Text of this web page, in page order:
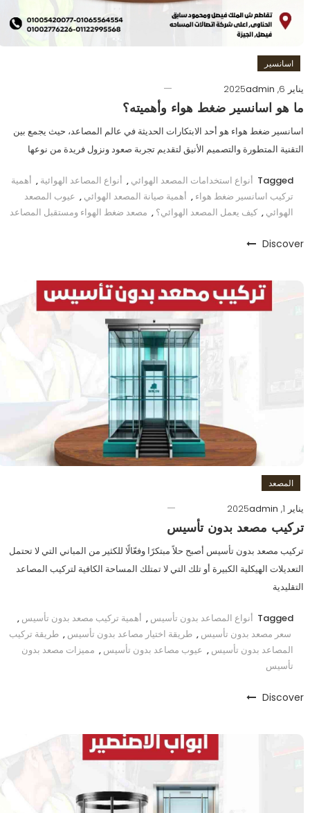
اسانسير
يناير 6, 2025
admin
ما هو اسانسير ضغط هواء وأهميته؟
اسانسير ضغط هواء هو أحد الابتكارات الحديثة في عالم المصاعد، حيث يجمع بين
التقنية المتطورة والتصميم الأنيق لتقديم تجربة صعود ونزول فريدة من نوعها
Tagged أنواع استخدامات المصعد الهوائي , أنواع المصاعد الهوائية , أهمية
تركيب اسانسير ضغط هواء , أهمية صيانة المصعد الهوائي , عيوب المصعد
الهوائي , كيف يعمل المصعد الهوائي؟ , مصعد ضغط الهواء ومستقبل المصاعد
Discover
المصعد
يناير 1, 2025
admin
تركيب مصعد بدون تأسيس
تركيب مصعد بدون تأسيس أصبح حلاً مبتكرًا وفعّالًا للكثير من المباني التي لا تحتمل
التعديلات الهيكلية الكبيرة أو تلك التي لا تمتلك المساحة الكافية لتركيب المصاعد
التقليدية
Tagged أنواع المصاعد بدون تأسيس , أهمية تركيب مصعد بدون تأسيس ,
سعر مصعد بدون تأسيس , طريقة اختيار مصاعد بدون تأسيس , طريقة تركيب
المصاعد بدون تأسيس , عيوب مصاعد بدون تأسيس , مميزات مصعد بدون
تأسيس
Discover